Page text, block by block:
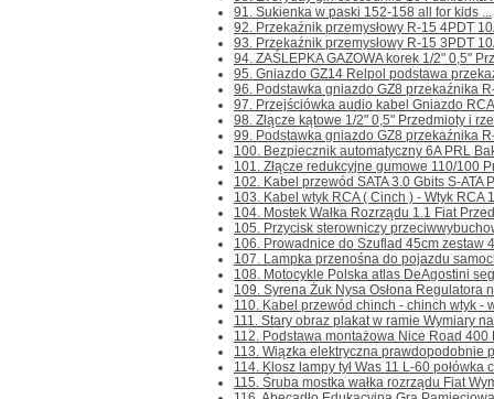
91. Sukienka w paski 152-158 all for kids ...
92. Przekaźnik przemysłowy R-15 4PDT
93. Przekaźnik przemysłowy R-15 3PDT
94. ZAŚLEPKA GAZOWA korek 1/2" 0,5"
95. Gniazdo GZ14 Relpol podstawa
96. Podstawka gniazdo GZ8 przekaźnika
97. Przejściówka audio kabel Gniazdo
98. Złącze kątowe 1/2" 0,5" Przedmioty i
99. Podstawka gniazdo GZ8 przekaźnika
100. Bezpiecznik automatyczny 6A PRL
101. Złącze redukcyjne gumowe 110/100
102. Kabel przewód SATA 3.0 Gbits S-ATA
103. Kabel wtyk RCA ( Cinch ) - Wtyk RCA
104. Mostek Wałka Rozrządu 1.1 Fiat
105. Przycisk sterowniczy
106. Prowadnice do Szuflad 45cm zestaw
107. Lampka przenośna do pojazdu
108. Motocykle Polska atlas DeAgostini
109. Syrena Żuk Nysa Osłona Regulatora
110. Kabel przewód chinch - chinch wtyk -
111. Stary obraz plakat w ramie Wymiary
112. Podstawa montażowa Nice Road 400
113. Wiązka elektryczna prawdopodobnie
114. Klosz lampy tył Was 11 L-60 połówka
115. Śruba mostka wałka rozrządu Fiat